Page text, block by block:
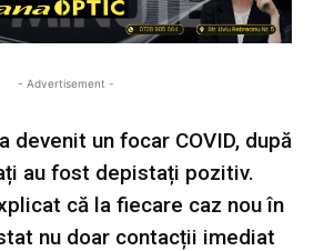
- Advertisement -
devenit un focar COVID, după
au fost depistați pozitiv.
că la fiecare caz nou în
nu doar contacții imediat